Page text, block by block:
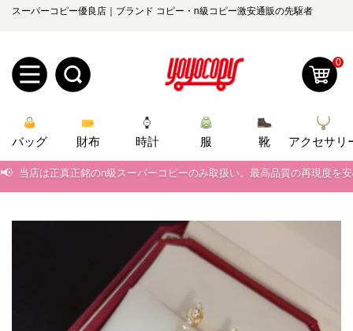
スーパーコピー優良店｜ブランド コピー・n級コピー激安通販の先駆者
規
ユ
ロ
グ
yoyocopys@gmail.com
0
バッグ 財布 時計 服 靴
アクセサリ
📢 新作入荷！ルイ・ヴィトンスーパーコピー バッグ最新モデルが登場。
当店は正真正銘のn級スーパーコピーのみ取扱い。最高品質の再現度を
2026春の新作続々更新中！期間中のご注文でお得な割引をご利用いただ
新作入荷！ルイ・ヴィトンスーパーコピー バッグ最新モデルが登場。